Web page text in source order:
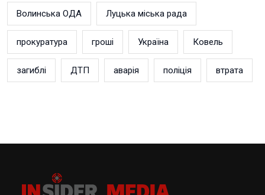
Волинська ОДА Луцька міська рада
прокуратура гроші Україна Ковель
загиблі ДТП аварія поліція втрата